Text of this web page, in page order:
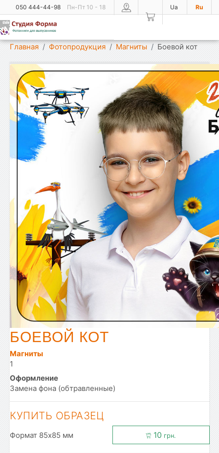
Ua Ru
050 444-44-98 Пн-Пт 10 - 18
Показать меню
Главная Фотопродукция Магниты Боевой кот
БОЕВОЙ КОТ
Магниты
1
Оформление
Замена фона (обтравленные)
КУПИТЬ ОБРАЗЕЦ
Формат 85x85 мм 10 грн.